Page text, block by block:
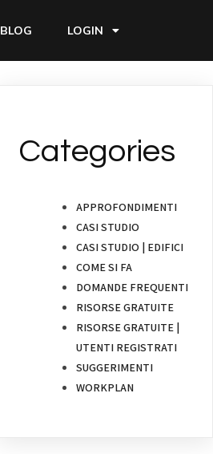
BLOG LOGIN
Categories
APPROFONDIMENTI
CASI STUDIO
CASI STUDIO | EDIFICI
COME SI FA
DOMANDE FREQUENTI
RISORSE GRATUITE
RISORSE GRATUITE |
UTENTI REGISTRATI
SUGGERIMENTI
WORKPLAN